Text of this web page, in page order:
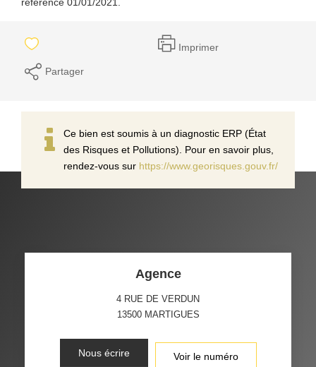
Imprimer
Partager
Ce bien est soumis à un diagnostic ERP (État
des Risques et Pollutions). Pour en savoir plus,
rendez-vous sur https://www.georisques.gouv.fr/
Agence
4 RUE DE VERDUN
13500 MARTIGUES
Nous écrire Voir le numéro